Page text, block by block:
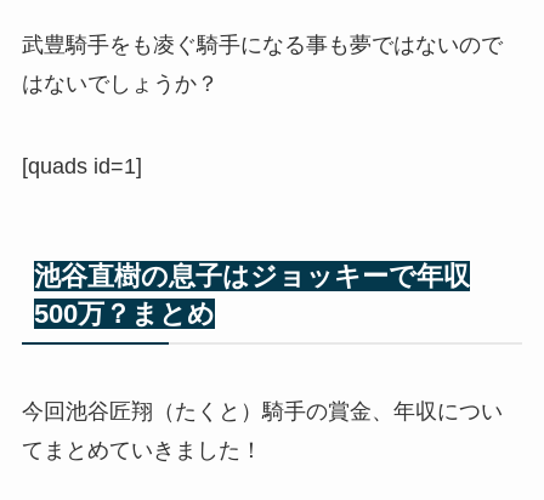
武豊騎手をも凌ぐ騎手になる事も夢ではないので
はないでしょうか？
[quads id=1]
池谷直樹の息子はジョッキーで年収
500万？まとめ
今回池谷 匠翔（たくと）騎手の賞金、年収につい
てまとめていきました！